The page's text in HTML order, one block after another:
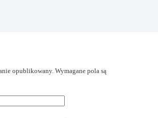
opublikowany. Wymagane pola są